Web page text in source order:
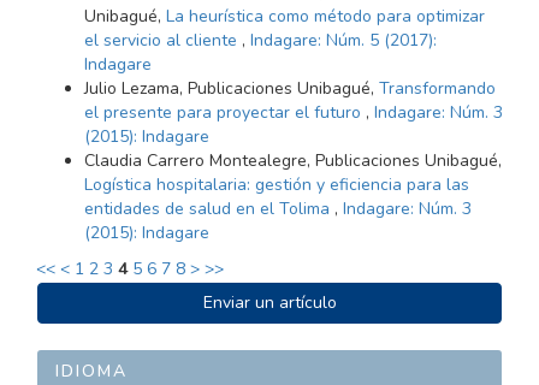
Unibagué, La heurística como método para optimizar
el servicio al cliente , Indagare: Núm. 5 (2017):
Indagare
Julio Lezama, Publicaciones Unibagué, Transformando
el presente para proyectar el futuro , Indagare: Núm. 3
(2015): Indagare
Claudia Carrero Montealegre, Publicaciones Unibagué,
Logística hospitalaria: gestión y eficiencia para las
entidades de salud en el Tolima , Indagare: Núm. 3
(2015): Indagare
<< < 1 2 3 4 5 6 7 8 > >>
ENVIAR
UN
ARTÍCULO
Enviar un artículo
IDIOMA